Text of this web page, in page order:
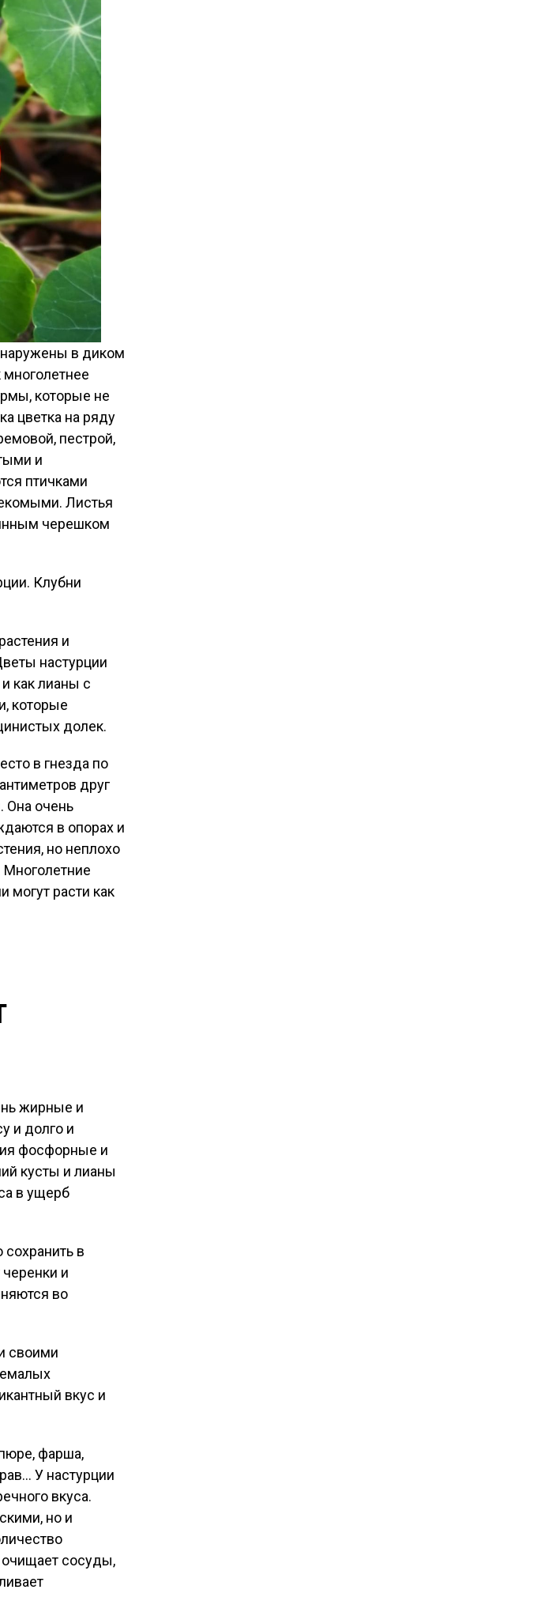
в диком
многолетнее
которые не
цветка на ряду
пестрой,
и
птичками
Листья
черешком
Клубни
и
настурции
как лианы с
которые
долек.
в гнезда по
друг
Она очень
в опорах и
но неплохо
Многолетние
могут расти как
жирные и
и долго и
фосфорные и
кусты и лианы
в ущерб
сохранить в
и
во
своими
вкус и
фарша,
У настурции
вкуса.
но и
очищает сосуды,